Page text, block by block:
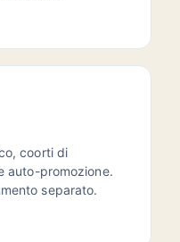
coorti di
auto-promozione.
separato.